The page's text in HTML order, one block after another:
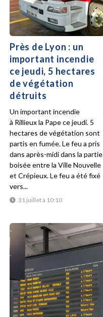
Près de Lyon : un
important incendie
ce jeudi, 5 hectares
de végétation
détruits
31 juillet à 10:10
Un important incendie
à Rillieux la Pape ce jeudi. 5
hectares de végétation sont
partis en fumée. Le feu a pris
dans après-midi dans la partie
boisée entre la Ville Nouvelle
et Crépieux. Le feu a été fixé
vers...